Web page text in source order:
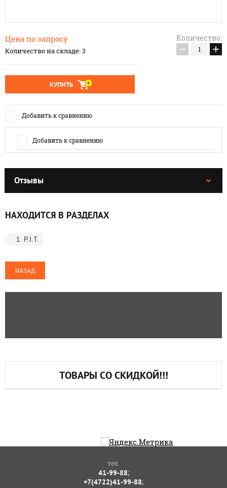
Цена по запросу
Количество на складе: 3
Количество:
− +
КУПИТЬ
Добавить к сравнению
Добавить к сравнению
Отзывы
НАХОДИТСЯ В РАЗДЕЛАХ
1. P.I.T.
НАЗАД
ТОВАРЫ СО СКИДКОЙ!!!
тел.
41-99-88;
+7(4722)41-99-88;